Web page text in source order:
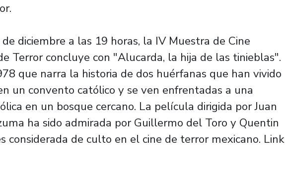
diciembre a las 19 horas, la IV Muestra de Cine
Terror concluye con "Alucarda, la hija de las tinieblas".
que narra la historia de dos huérfanas que han vivido
un convento católico y se ven enfrentadas a una
en un bosque cercano. La película dirigida por Juan
ha sido admirada por Guillermo del Toro y Quentin
considerada de culto en el cine de terror mexicano. Link